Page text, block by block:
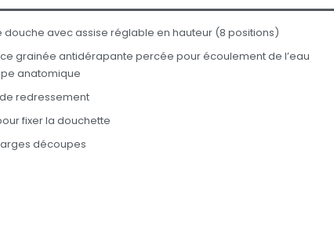
douche avec assise réglable en hauteur (8 positions)
grainée antidérapante percée pour écoulement de l’eau
anatomique
redressement
fixer la douchette
découpes